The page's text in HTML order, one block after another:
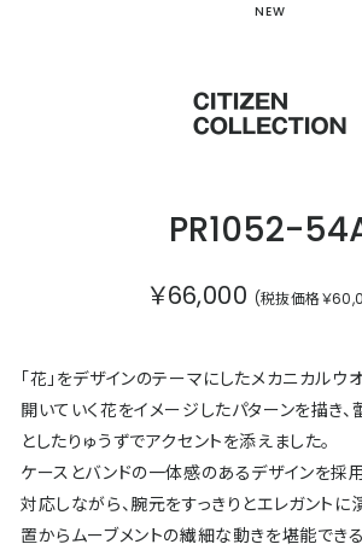
NEW
PR1052-
￥66,000 (税抜価格￥
「花」をデザインのテーマにしたメカニカルウ
開いていく花をイメージしたパターンを描き、
としたりゅうずでアクセントを添えました。
ケースとバンドの一体感のあるデザインを採
対応しながら、腕元をすっきりとエレガント
置からムーブメントの繊細な動きを堪能でき